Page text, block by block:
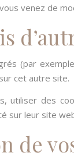
venez de
(par
cet autre site.
utiliser des
sur leur site
de